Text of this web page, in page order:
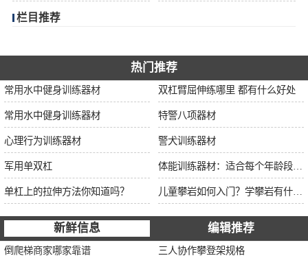
栏目推荐
热门推荐
常用水中健身训练器材 双杠臂屈伸练哪里 都有什么好处
常用水中健身训练器材 特警八项器材
心理行为训练器材 警犬训练器材
军用单双杠
单杠上的拉伸方法你知道吗？
新鲜信息 编辑推荐
倒爬梯商家哪家靠谱 三人协作攀登架规格